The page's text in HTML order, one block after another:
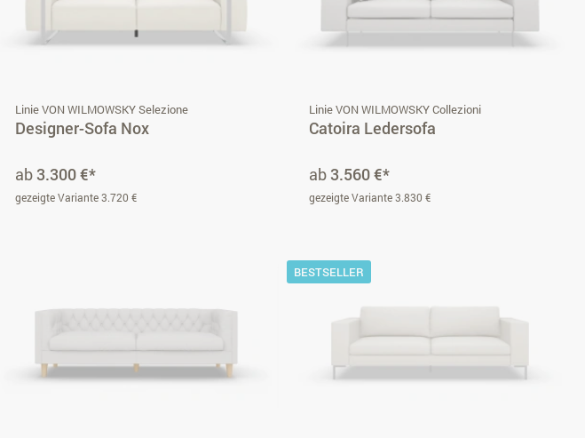
Linie VON WILMOWSKY Selezione
Designer-Sofa Nox
ab 3.300 €*
gezeigte Variante 3.720 €
Linie VON WILMOWSKY Collezioni
Catoira Ledersofa
ab 3.560 €*
gezeigte Variante 3.830 €
BESTSELLER